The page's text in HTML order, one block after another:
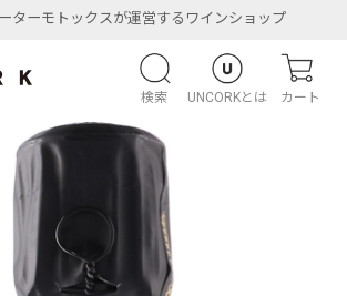
ターモトックスが運営するワインショップ
検索 UNCORKとは カート